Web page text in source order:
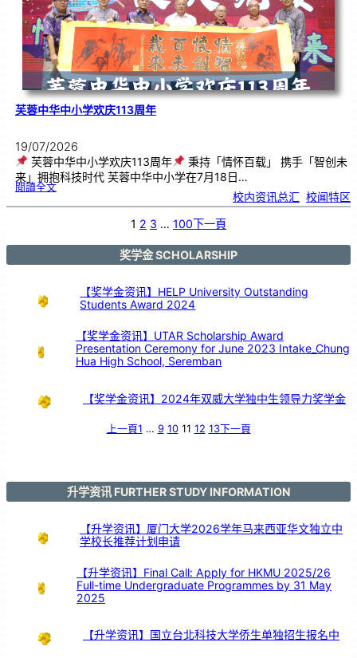
书
画
展
开
幕
芙蓉中华中小学欢庆113周年
19/07/2026
芙蓉中华中小学欢庆113周年
秉持「情怀百载」 携手「智创未
来」拥抱科技时代 芙蓉中华中小学在7月18日…
閱讀全文:芙
华
1
年
校内资讯总汇 校闻特区
1 2 3 … 100下一頁
奖学金 SCHOLARSHIP
【奖学金资讯】HELP University Outstanding
Students Award 2024
【奖学金资讯】UTAR Scholarship Award
Presentation Ceremony for June 2023 Intake_Chung
Hua High School, Seremban
【奖学金资讯】2024年双威大学独中生领导力奖学金
上一頁1 … 9 10 11 12 13下一頁
升学资讯 FURTHER STUDY INFORMATION
【升学资讯】厦门大学2026学年马来西亚华文独立中
学校长推荐计划申请
【升学资讯】Final Call: Apply for HKMU 2025/26
Full-time Undergraduate Programmes by 31 May
2025
【升学资讯】国立台北科技大学侨生单独招生报名中